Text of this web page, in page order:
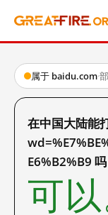
属于 baidu.com·
在中国大陆
E6%B2%B9 吗
可以